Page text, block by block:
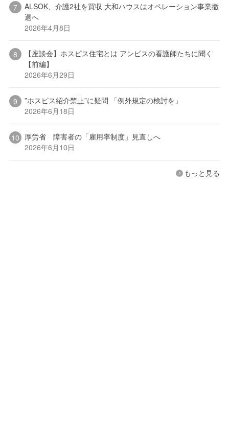
ALSOK、介護2社を買収 大和ハウスはオペレーション事業撤
退へ
2026年4月8日
【座談会】ホスピス住宅とは アンビスの看護師たちに聞く
【前編】
2026年6月29日
”ホスピス紹介禁止”に疑問 「例外規定の検討を」
2026年6月18日
厚労省 障害者の「雇用率制度」見直しへ
2026年6月10日
もっと見る